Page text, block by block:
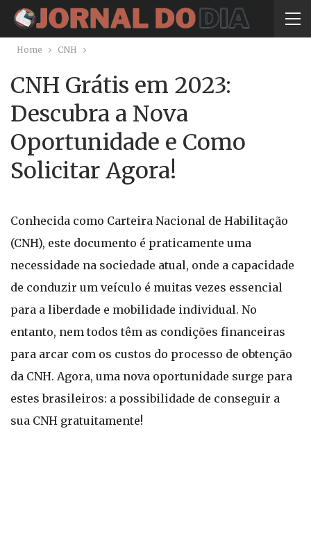
Home CNH
CNH Grátis em 2023:
Descubra a Nova
Oportunidade e Como
Solicitar Agora!
Conhecida como Carteira Nacional de Habilitação
(CNH), este documento é praticamente uma
necessidade na sociedade atual, onde a capacidade
de conduzir um veículo é muitas vezes essencial
para a liberdade e mobilidade individual. No
entanto, nem todos têm as condições financeiras
para arcar com os custos do processo de obtenção
da CNH. Agora, uma nova oportunidade surge para
estes brasileiros: a possibilidade de conseguir a
sua CNH gratuitamente!